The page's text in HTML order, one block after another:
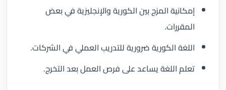
إمكانية المزج بين الكورية والإنجليزية في بعض
المقررات.
اللغة الكورية ضرورية للتدريب العملي في الشركات.
تعلم اللغة يساعد على فرص العمل بعد التخرج.